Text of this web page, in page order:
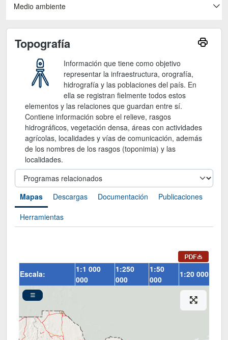
Medio ambiente
Topografía
Información que tiene como objetivo
representar la infraestructura, orografía,
hidrografía y las poblaciones del país. En
ella se registran fielmente todos estos
elementos y las relaciones que guardan entre sí.
Contiene información sobre el relieve, rasgos
hidrográficos, vegetación densa, áreas con actividades
agrícolas, localidades y vías de comunicación, además
de los nombres de los rasgos (toponimia) y las
localidades.
Mapas Descargas Documentación
Publicaciones
Herramientas
Escala:
1:1 000
000
1:250
000
1:50
000
1:20 000